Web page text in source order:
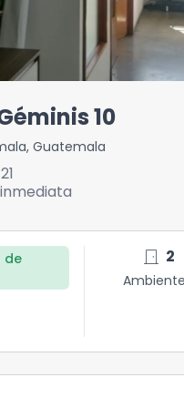
10
, Guatemala
de
door_front 2